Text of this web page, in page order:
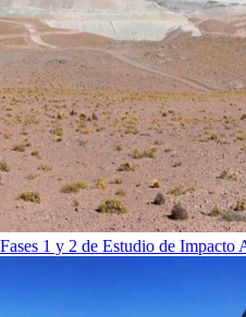
Fases 1 y 2 de Estudio de Impacto